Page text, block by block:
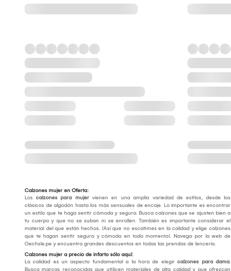
Calzones mujer en Oferta:
Los calzones para mujer vienen en una amplia variedad de estilos, desde los
clásicos de algodón hasta los más sensuales de encaje. Lo importante es encontrar
un estilo que te haga sentir cómoda y segura. Busca calzones que se ajusten bien a
tu cuerpo y que no se suban ni se enrollen. También es importante considerar el
material del que están hechos. ¡Así que no escatimes en la calidad y elige calzones
que te hagan sentir segura y cómoda en todo momento!. Navega por la web de
Oechsle.pe y encuentra grandes descuentos en todas las prendas de lencería.
Calzones mujer a precio de infarto sólo aquí:
La calidad es un aspecto fundamental a la hora de elegir calzones para dama.
Busca marcas reconocidas que utilicen materiales de alta calidad y que ofrezcan